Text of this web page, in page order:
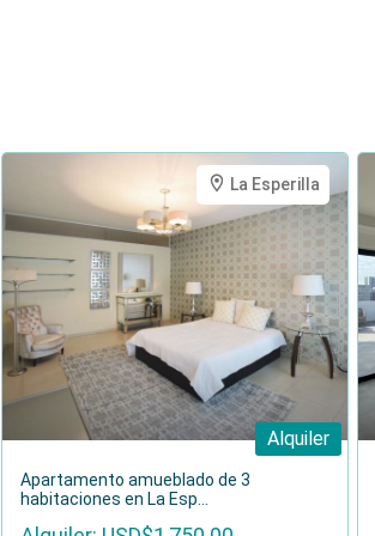
nuestro articulo:
y rentable.
La Esperilla
Alquiler
Apartamento amueblado de 3
habitaciones en La Esp...